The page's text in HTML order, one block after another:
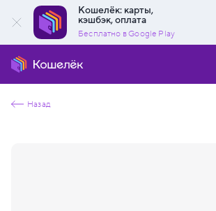
Кошелёк: карты,
кэшбэк, оплата
Бесплатно в Google Play
Назад